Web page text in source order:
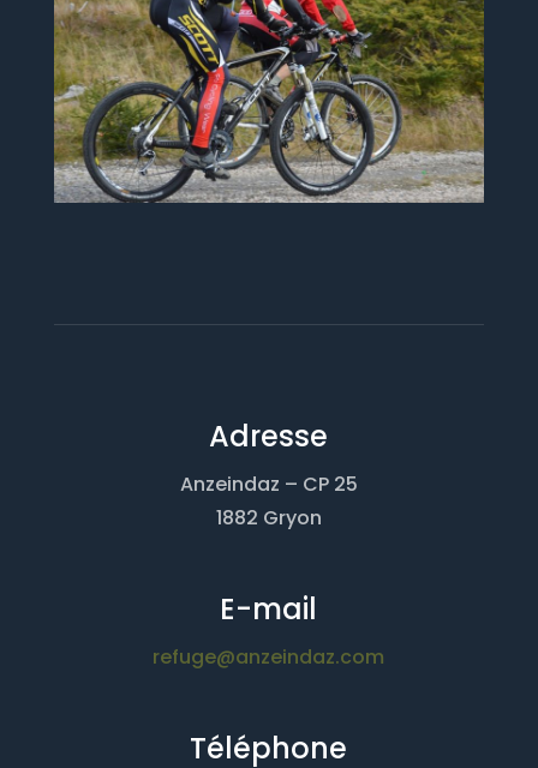
Adresse
Anzeindaz – CP 25
1882 Gryon
E-mail
refuge@anzeindaz.com
Téléphone